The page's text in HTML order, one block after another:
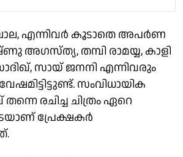
എന്നിവർ കൂടാതെ അപർണ
അഗസ്ത്യ, തമ്പി രാമയ്യ, കാളി
സായ് ജനനി എന്നിവരും
സംവിധായിക
രചിച്ച ചിത്രം ഏറെ
പ്രേക്ഷകർ